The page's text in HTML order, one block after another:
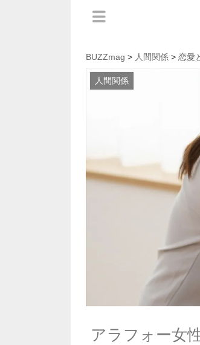
BUZZmag > 人間関係 > 恋愛
人間関係
アラフォー女